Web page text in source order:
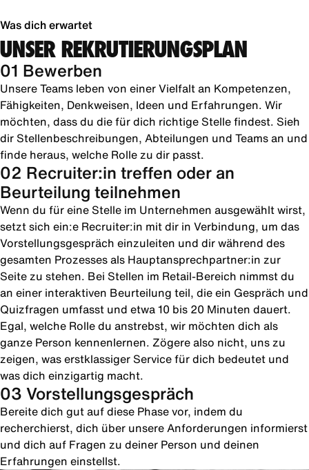
Was dich erwartet
UNSER REKRUTIERUNGSPLAN
01 Bewerben
Unsere Teams leben von einer Vielfalt an Kompetenzen,
Fähigkeiten, Denkweisen, Ideen und Erfahrungen. Wir
möchten, dass du die für dich richtige Stelle findest. Sieh
dir Stellenbeschreibungen, Abteilungen und Teams an und
finde heraus, welche Rolle zu dir passt.
02 Recruiter:in treffen oder an
Beurteilung teilnehmen
Wenn du für eine Stelle im Unternehmen ausgewählt wirst,
setzt sich ein:e Recruiter:in mit dir in Verbindung, um das
Vorstellungsgespräch einzuleiten und dir während des
gesamten Prozesses als Hauptansprechpartner:in zur
Seite zu stehen. Bei Stellen im Retail-Bereich nimmst du
an einer interaktiven Beurteilung teil, die ein Gespräch und
Quizfragen umfasst und etwa 10 bis 20 Minuten dauert.
Egal, welche Rolle du anstrebst, wir möchten dich als
ganze Person kennenlernen. Zögere also nicht, uns zu
zeigen, was erstklassiger Service für dich bedeutet und
was dich einzigartig macht.
03 Vorstellungsgespräch
Bereite dich gut auf diese Phase vor, indem du
recherchierst, dich über unsere Anforderungen informierst
und dich auf Fragen zu deiner Person und deinen
Erfahrungen einstellst.